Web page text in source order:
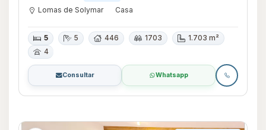
Lomas de Solymar Casa
5 5 446 1703
1.703 m²
4
Consultar Whatsapp